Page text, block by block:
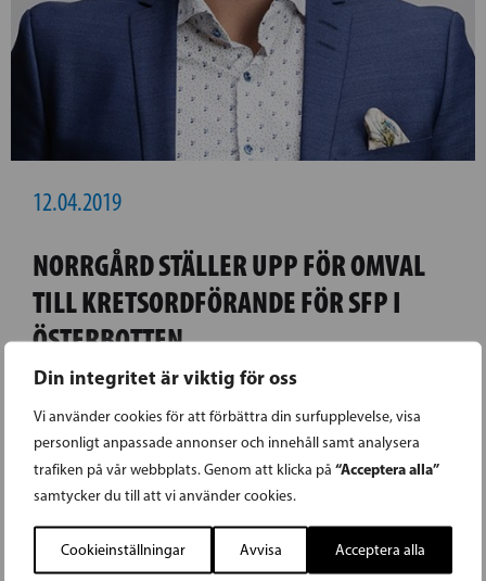
Din integritet är viktig för oss
Vi använder cookies för att förbättra din surfupplevelse, visa
personligt anpassade annonser och innehåll samt analysera
trafiken på vår webbplats. Genom att klicka på “Acceptera alla”
samtycker du till att vi använder cookies.
Cookieinställningar Avvisa Acceptera alla
12.04.2019
NORRGÅRD STÄLLER UPP FÖR OMVAL
TILL KRETSORDFÖRANDE FÖR SFP I
ÖSTERBOTTEN
ställer upp för omval till kretsordförande för
SFP i Österbotten. Norrgård valdes enhälligt
till kretsordförande ifjol.
LÄS FÖREGÅENDE ARTIKEL